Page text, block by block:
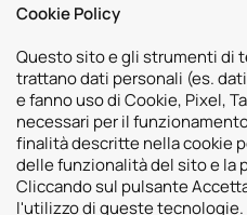
Codice SDI: M5UXCR1
Sedi
Volvo Padova
Volvo Venezia
Risorse
Cookie Policy
Questo sito e gli strumenti di
trattano dati personali (es.
e fanno uso di Cookie, Pixel,
necessari per il
finalità descritte nella cookie
delle funzionalità del sito e la
Cliccando sul pulsante
l'utilizzo di queste